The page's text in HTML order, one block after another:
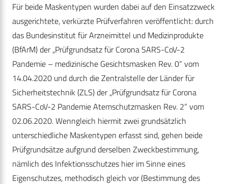
Für beide Maskentypen wurden dabei auf den Einsatzzweck
ausgerichtete, verkürzte Prüfverfahren veröffentlicht: durch
das Bundesinstitut für Arzneimittel und Medizinprodukte
(BfArM) der „Prüfgrundsatz für Corona SARS-CoV-2
Pandemie – medizinische Gesichtsmasken Rev. 0“ vom
14.04.2020 und durch die Zentralstelle der Länder für
Sicherheitstechnik (ZLS) der „Prüfgrundsatz für Corona
SARS-CoV-2 Pandemie Atemschutzmasken Rev. 2“ vom
02.06.2020. Wenngleich hiermit zwei grundsätzlich
unterschiedliche Masken­typen erfasst sind, gehen beide
Prüfgrundsätze aufgrund derselben Zweckbestimmung,
nämlich des Infektionsschutzes hier im Sinne eines
Eigenschutzes, methodisch gleich vor (Bestimmung des